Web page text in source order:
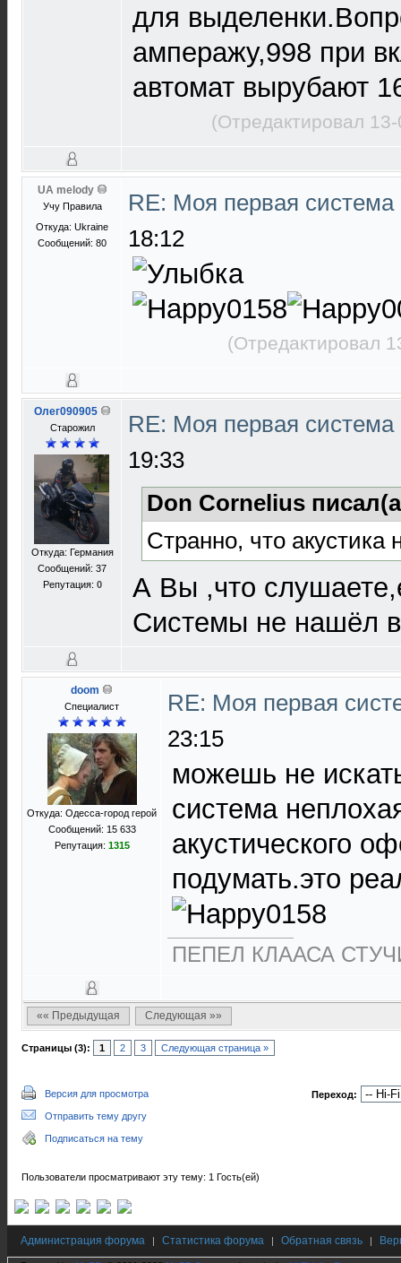
для
амперажу,998 при
автомат вырубают
(Отредактировал
UA melody
Учу Правила
Откуда: Ukraine
Сообщений: 80
RE: Моя первая
18:12
(Отредактировал
Олег090905
Старожил
Откуда: Германия
Сообщений: 37
Репутация: 0
RE: Моя первая
19:33
Don Cornelius
Странно, что акустика
А Вы ,что
Системы не нашёл
doom
Специалист
Откуда: Одесса-город герой
Сообщений: 15 633
Репутация: 1315
RE: Моя первая
23:15
можешь не
система
акустического
подумать.это
ПЕПЕЛ КЛААСА
«« Предыдущая Следующая »»
Страницы (3): 1 2 3 Следующая страница »
Версия для просмотра
Отправить тему другу
Подписаться на тему
Переход:
Пользователи просматривают эту тему: 1 Гость(ей)
Администрация форума | Статистика форума | Обратная связь |